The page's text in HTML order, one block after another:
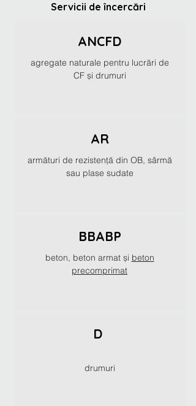
Servicii de încercări
ANCFD
agregate naturale pentru lucrări de
CF și drumuri
AR
armături de rezistență din OB, sârmă
sau plase sudate
BBABP
beton, beton armat și beton
precomprimat
D
drumuri